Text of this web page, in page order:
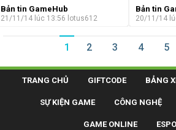
Bản tin GameHub
21/11/14 lúc 13:56 lotus612
Bản tin
20/11/14
1 2 3 4 5
TRANG CHỦ GIFTCODE BẢNG
SỰ KIỆN GAME CÔNG NGHỆ
GAME ONLINE